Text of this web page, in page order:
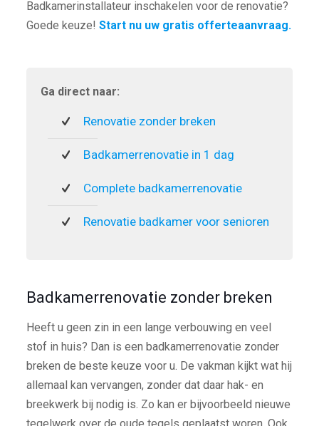
Badkamerinstallateur inschakelen voor de renovatie?
Goede keuze! Start nu uw gratis offerteaanvraag.
Ga direct naar:
Renovatie zonder breken
Badkamerrenovatie in 1 dag
Complete badkamerrenovatie
Renovatie badkamer voor senioren
Badkamerrenovatie zonder breken
Heeft u geen zin in een lange verbouwing en veel
stof in huis? Dan is een badkamerrenovatie zonder
breken de beste keuze voor u. De vakman kijkt wat hij
allemaal kan vervangen, zonder dat daar hak- en
breekwerk bij nodig is. Zo kan er bijvoorbeeld nieuwe